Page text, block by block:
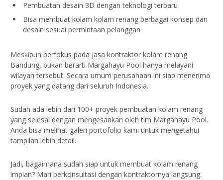
Pembuatan desain 3D dengan teknologi terbaru
Bisa membuat kolam kolam renang berbagai konsep dan
desain sesuai permintaan pelanggan
Meskipun berfokus pada jasa kontraktor kolam renang
Bandung, bukan berarti Margahayu Pool hanya melayani
wilayah tersebut. Secara umum perusahaan ini siap menerima
proyek yang datang dari seluruh Indonesia.
Sudah ada lebih dari 100+ proyek pembuatan kolam renang
yang selesai dengan mengesankan oleh tim Margahayu Pool.
Anda bisa melihat galeri portofolio kami untuk mengetahui
tampilan lebih detail.
Jadi, bagaimana sudah siap untuk membuat kolam renang
impian? Mari berkonsultasi dengan kontraktornya langsung.